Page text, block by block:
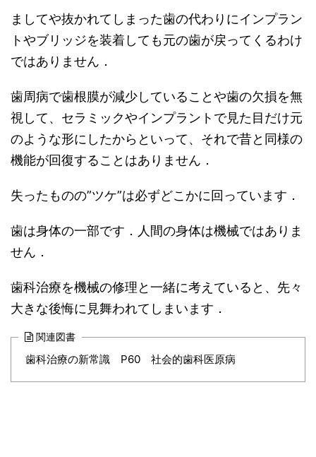
ましてや抜かれてしまった歯の代わりにインプラン
トやブリッジを装着しても元の歯が戻ってくるわけ
ではありません．
歯周病で歯根膜が減少していることや歯の欠損を無
視して、セラミックやインプラントで見た目だけ元
のような形にしたからといって、それで昔と同様の
機能が回復することはありません．
失ったものの”ツケ”は必ずどこかに回っています．
歯は身体の一部です．人間の身体は機械ではありま
せん．
歯科治療を機械の修理と一緒に考えていると、先々
大きな後悔に見舞われてしまいます．
関連図書
歯科治療の新常識 P60 社会的歯科医原病